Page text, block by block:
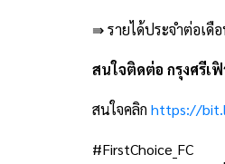
⇛ รายได้ประจำต่อเดื
สนใจติดต่อ กรุงศรีเ
สนใจคลิก https://
#FirstChoice_FC